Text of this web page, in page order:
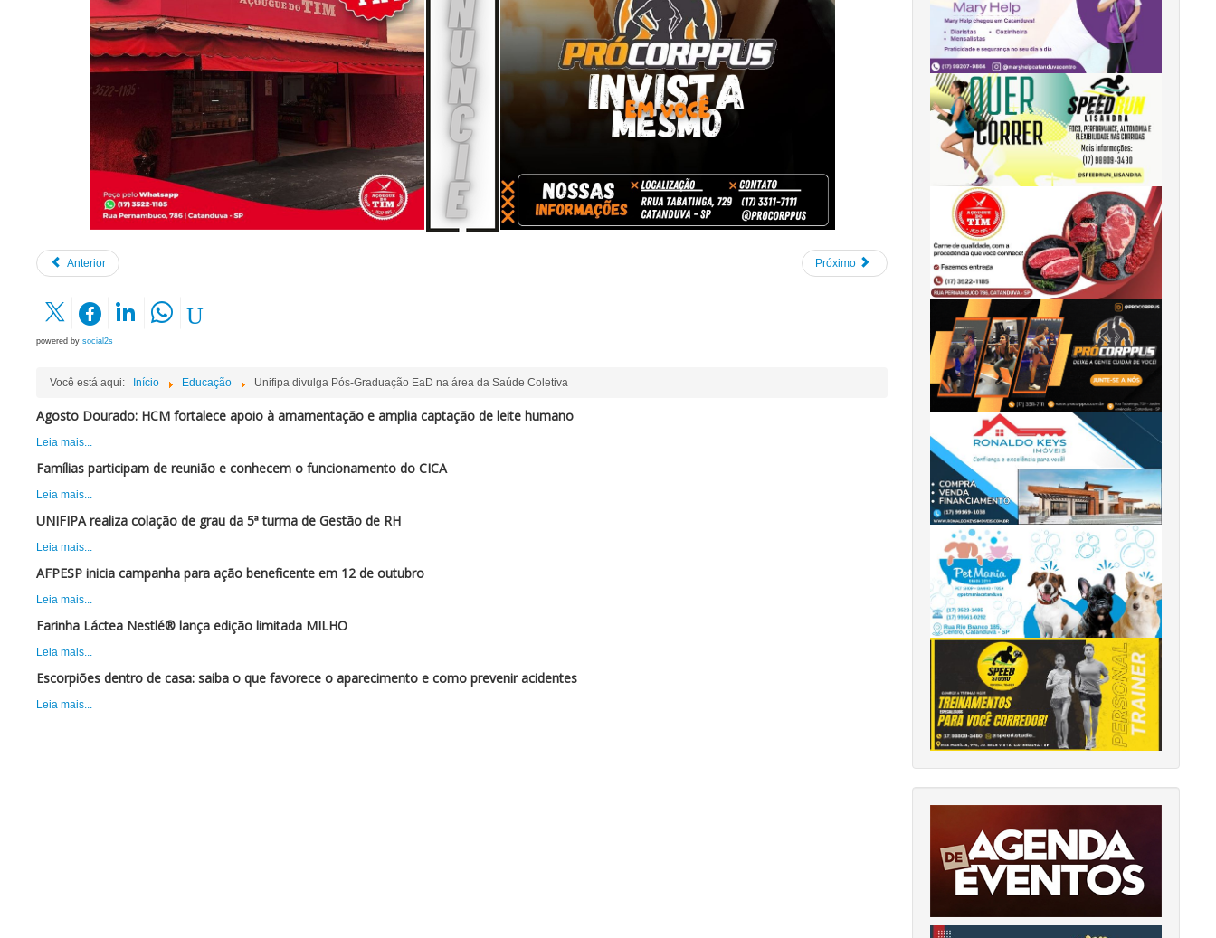
Anterior Próximo
powered by social2s
Você está aqui: Início Educação Unifipa divulga Pós-Graduação EaD na área da Saúde Coletiva
Agosto Dourado: HCM fortalece apoio à amamentação e amplia captação de leite humano
Leia mais...
Famílias participam de reunião e conhecem o funcionamento do CICA
Leia mais...
UNIFIPA realiza colação de grau da 5ª turma de Gestão de RH
Leia mais...
AFPESP inicia campanha para ação beneficente em 12 de outubro
Leia mais...
Farinha Láctea Nestlé® lança edição limitada MILHO
Leia mais...
Escorpiões dentro de casa: saiba o que favorece o aparecimento e como prevenir acidentes
Leia mais...